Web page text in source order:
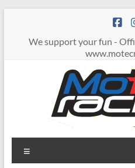
springenWe support your fun -